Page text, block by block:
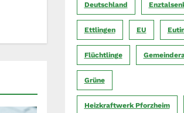
Deutschland
Ettlingen EU
Flüchtlinge
Grüne
Heizkraftwerk Pforzheim